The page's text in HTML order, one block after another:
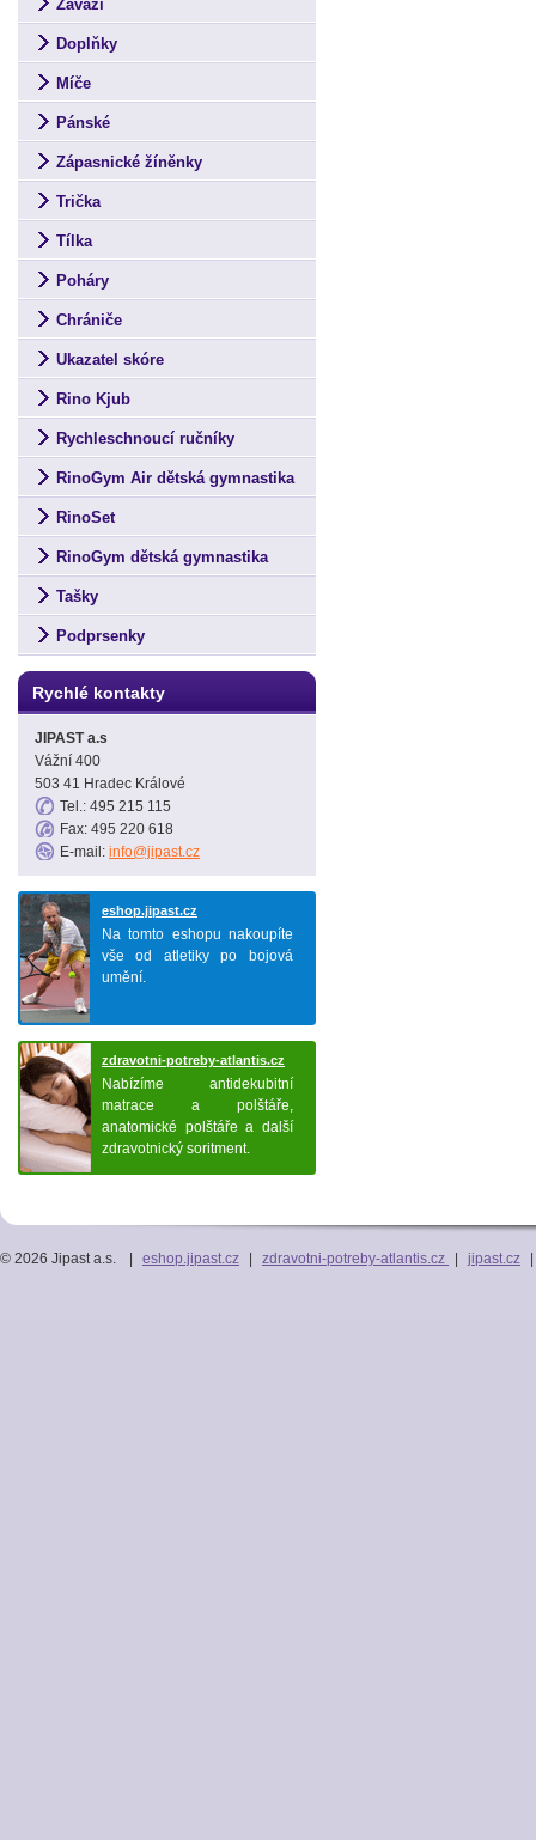
Závaží
Doplňky
Míče
Pánské
Zápasnické žíněnky
Trička
Tílka
Poháry
Chrániče
Ukazatel skóre
Rino Kjub
Rychleschnoucí ručníky
RinoGym Air dětská gymnastika
RinoSet
RinoGym dětská gymnastika
Tašky
Podprsenky
Rychlé kontakty
JIPAST a.s
Vážní 400
503 41 Hradec Králové
Tel.: 495 215 115
Fax: 495 220 618
E-mail: info@jipast.cz
eshop.jipast.cz
Na tomto eshopu nakoupíte
vše od atletiky po bojová
umění.
zdravotni-potreby-atlantis.cz
Nabízíme antidekubitní
matrace a polštáře,
anatomické polštáře a další
zdravotnický soritment.
eshop.jipast.cz zdravotni-potreby-atlantis.cz jipast.cz
© 2026 Jipast a.s.